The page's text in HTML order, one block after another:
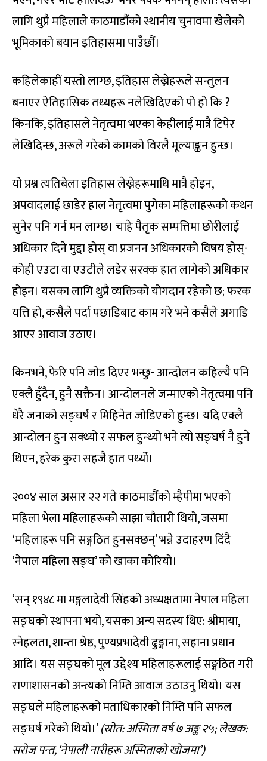
लागि थुप्रै महिलाले काठमाडौंको स्थानीय चुनावमा खेलेको
भूमिकाको बयान इतिहासमा पाउँछौं।
कहिलेकाहीं यस्तो लाग्छ, इतिहास लेख्नेहरूले सन्तुलन
बनाएर ऐतिहासिक तथ्यहरू नलेखिदिएको पो हो कि ?
किनकि, इतिहासले नेतृत्वमा भएका केहीलाई मात्रै टिपेर
लेखिदिन्छ, अरूले गरेको कामको विरलै मूल्याङ्कन हुन्छ।
यो प्रश्न त्यतिबेला इतिहास लेख्नेहरूमाथि मात्रै होइन,
अपवादलाई छाडेर हाल नेतृत्वमा पुगेका महिलाहरूको कथन
सुनेर पनि गर्न मन लाग्छ। चाहे पैतृक सम्पत्तिमा छोरीलाई
अधिकार दिने मुद्दा होस् वा प्रजनन अधिकारको विषय होस्-
कोही एउटा वा एउटीले लडेर सरक्क हात लागेको अधिकार
होइन। यसका लागि थुप्रै व्यक्तिको योगदान रहेको छ; फरक
यत्ति हो, कसैले पर्दा पछाडिबाट काम गरे भने कसैले अगाडि
आएर आवाज उठाए।
किनभने, फेरि पनि जोड दिएर भन्छु- आन्दोलन कहिल्यै पनि
एक्लै हुँदैन, हुनै सक्तैन। आन्दोलनले जन्माएको नेतृत्वमा पनि
धेरै जनाको सङ्घर्ष र मिहिनेत जोडिएको हुन्छ। यदि एक्लै
आन्दोलन हुन सक्थ्यो र सफल हुन्थ्यो भने त्यो सङ्घर्ष नै हुने
थिएन, हरेक कुरा सहजै हात पर्थ्यो।
२००४ साल असार २२ गते काठमाडौंको म्हैपीमा भएको
महिला भेला महिलाहरूको साझा चौतारी थियो, जसमा
‘महिलाहरू पनि सङ्गठित हुनसक्छन्’ भन्ने उदाहरण दिंदै
‘नेपाल महिला सङ्घ’ को खाका कोरियो।
‘सन् १९४८ मा मङ्गलादेवी सिंहको अध्यक्षतामा नेपाल महिला
सङ्घको स्थापना भयो, यसका अन्य सदस्य थिए: श्रीमाया,
स्नेहलता, शान्ता श्रेष्ठ, पुण्यप्रभादेवी ढुङ्गाना, सहाना प्रधान
आदि। यस सङ्घको मूल उद्देश्य महिलाहरूलाई सङ्गठित गरी
राणाशासनको अन्त्यको निम्ति आवाज उठाउनु थियो। यस
सङ्घले महिलाहरूको मताधिकारको निम्ति पनि सफल
सङ्घर्ष गरेको थियो।’(स्रोत: अस्मिता वर्ष ७ अङ्क २५; लेखक:
सरोज पन्त, ‘नेपाली नारीहरू अस्मिताको खोजमा’)